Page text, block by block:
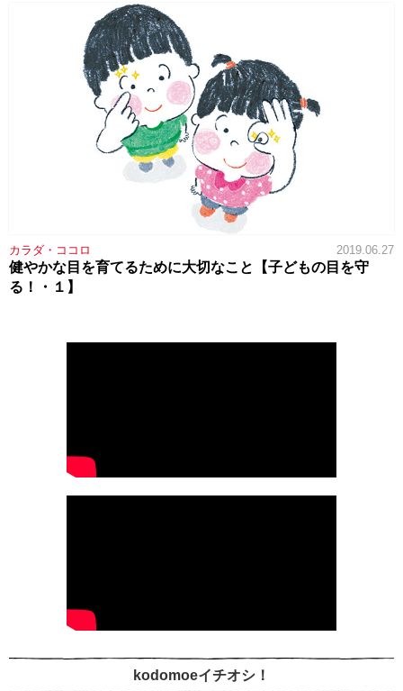
カラダ・ココロ 2019.06.27
健やかな目を育てるために大切なこと【子どもの目を守
る！・１】
kodomoeイチオシ！